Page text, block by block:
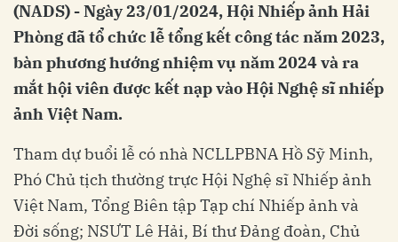
(NADS) - Ngày 23/01/2024, Hội Nhiếp ảnh Hải
Phòng đã tổ chức lễ tổng kết công tác năm 2023,
bàn phương hướng nhiệm vụ năm 2024 và ra
mắt hội viên được kết nạp vào Hội Nghệ sĩ nhiếp
ảnh Việt Nam.
Tham dự buổi lễ có nhà NCLLPBNA Hồ Sỹ Minh,
Phó Chủ tịch thường trực Hội Nghệ sĩ Nhiếp ảnh
Việt Nam, Tổng Biên tập Tạp chí Nhiếp ảnh và
Đời sống; NSƯT Lê Hải, Bí thư Đảng đoàn, Chủ